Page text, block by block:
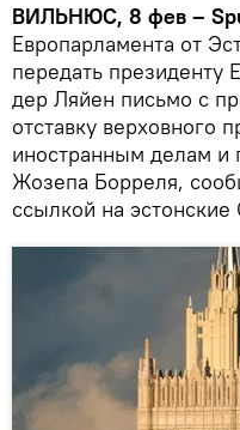
ВИЛЬНЮС, 8 фев –
Европарламента от
передать президенту
дер Ляйен письмо с
отставку верховного
иностранным делам и
Жозепа Борреля,
ссылкой на